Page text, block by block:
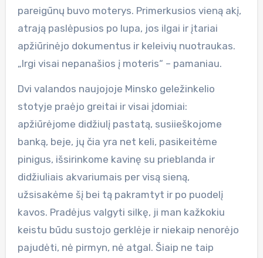
pareigūnų buvo moterys. Primerkusios vieną akį,
atrają paslėpusios po lupa, jos ilgai ir įtariai
apžiūrinėjo dokumentus ir keleivių nuotraukas.
„Irgi visai nepanašios į moteris“ – pamaniau.
Dvi valandos naujojoje Minsko geležinkelio
stotyje praėjo greitai ir visai įdomiai:
apžiūrėjome didžiulį pastatą, susiieškojome
banką, beje, jų čia yra net keli, pasikeitėme
pinigus, išsirinkome kavinę su prieblanda ir
didžiuliais akvariumais per visą sieną,
užsisakėme šį bei tą pakramtyt ir po puodelį
kavos. Pradėjus valgyti silkę, ji man kažkokiu
keistu būdu sustojo gerklėje ir niekaip nenorėjo
pajudėti, nė pirmyn, nė atgal. Šiaip ne taip